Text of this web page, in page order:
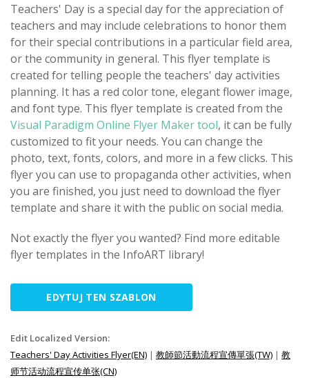
Teachers' Day is a special day for the appreciation of
teachers and may include celebrations to honor them
for their special contributions in a particular field area,
or the community in general. This flyer template is
created for telling people the teachers' day activities
planning. It has a red color tone, elegant flower image,
and font type. This flyer template is created from the
Visual Paradigm Online Flyer Maker tool, it can be fully
customized to fit your needs. You can change the
photo, text, fonts, colors, and more in a few clicks. This
flyer you can use to propaganda other activities, when
you are finished, you just need to download the flyer
template and share it with the public on social media.
Not exactly the flyer you wanted? Find more editable
flyer templates in the InfoART library!
EDYTUJ TEN SZABLON
Edit Localized Version:
Teachers' Day Activities Flyer(EN) | 教師節活動流程宣傳單張(TW) | 教
师节活动流程宣传单张(CN)